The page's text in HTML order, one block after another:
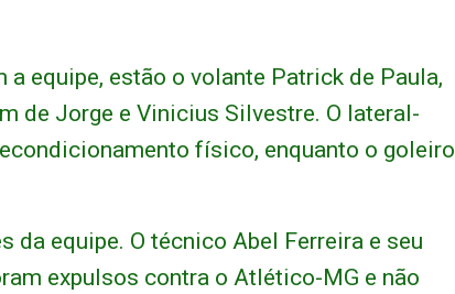
equipe, estão o volante Patrick de Paula,
de Jorge e Vinicius Silvestre. O lateral-
físico, enquanto o goleiro
da equipe. O técnico Abel Ferreira e seu
expulsos contra o Atlético-MG e não